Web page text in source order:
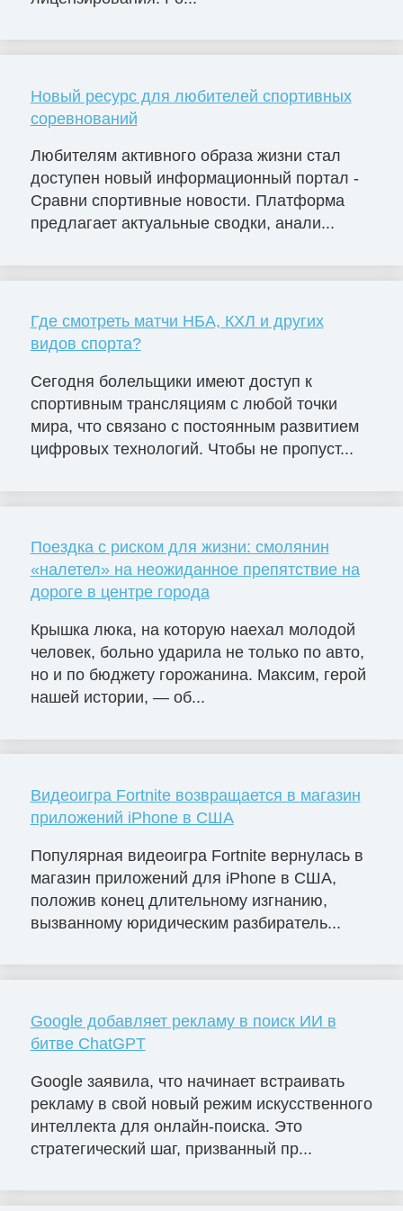
Новый ресурс для любителей спортивных
соревнований
Любителям активного образа жизни стал
доступен новый информационный портал -
Сравни спортивные новости. Платформа
предлагает актуальные сводки, анали...
Где смотреть матчи НБА, КХЛ и других
видов спорта?
Сегодня болельщики имеют доступ к
спортивным трансляциям с любой точки
мира, что связано с постоянным развитием
цифровых технологий. Чтобы не пропуст...
Поездка с риском для жизни: смолянин
«налетел» на неожиданное препятствие на
дороге в центре города
Крышка люка, на которую наехал молодой
человек, больно ударила не только по авто,
но и по бюджету горожанина. Максим, герой
нашей истории, — об...
Видеоигра Fortnite возвращается в магазин
приложений iPhone в США
Популярная видеоигра Fortnite вернулась в
магазин приложений для iPhone в США,
положив конец длительному изгнанию,
вызванному юридическим разбиратель...
Google добавляет рекламу в поиск ИИ в
битве ChatGPT
Google заявила, что начинает встраивать
рекламу в свой новый режим искусственного
интеллекта для онлайн-поиска. Это
стратегический шаг, призванный пр...